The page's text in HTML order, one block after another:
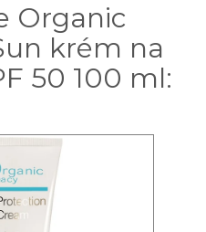
Organic
krém na
50 100 ml: